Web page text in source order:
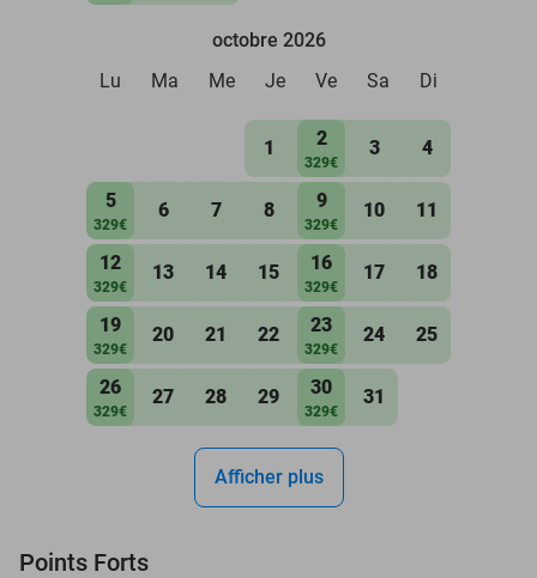
octobre 2026
Lu
Ma Me Je Ve Sa Di
1 2
329€
3 4
5
329€
6 7 8 9
329€
10 11
12
329€
13 14 15 16
329€
17 18
19
329€
20 21 22 23
329€
24 25
26
329€
27 28 29 30
329€
31
Afficher plus
Points Forts